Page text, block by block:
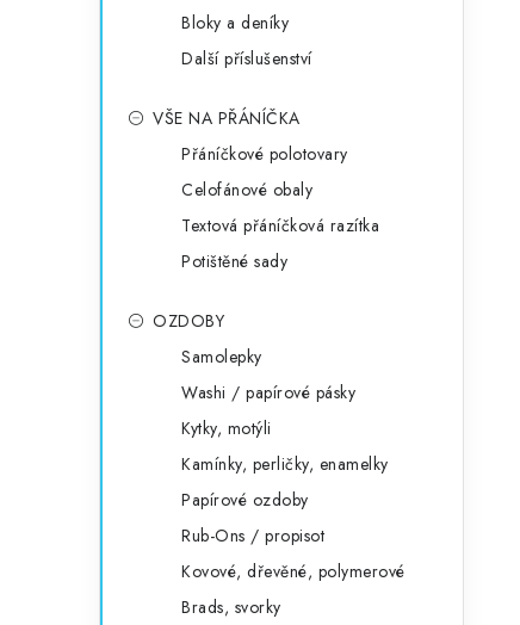
Bloky a deníky
Další příslušenství
VŠE NA PŘÁNÍČKA
Přáníčkové polotovary
Celofánové obaly
Textová přáníčková razítka
Potištěné sady
OZDOBY
Samolepky
Washi / papírové pásky
Kytky, motýli
Kamínky, perličky, enamelky
Papírové ozdoby
Rub-Ons / propisot
Kovové, dřevěné, polymerové
Brads, svorky